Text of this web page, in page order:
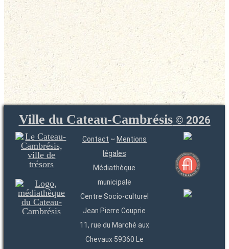
Ville du Cateau-Cambrésis© 2026
Contact ~ Mentions
légales
Médiathèque
municipale
Centre Socio-culturel
Jean Pierre Couprie
11, rue du Marché aux
Chevaux 59360 Le